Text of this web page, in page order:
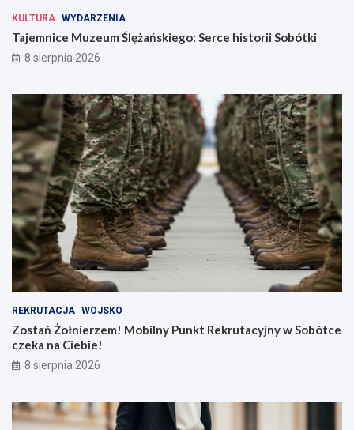
KULTURA WYDARZENIA
Tajemnice Muzeum Ślężańskiego: Serce historii Sobótki
8 sierpnia 2026
REKRUTACJA WOJSKO
Zostań Żołnierzem! Mobilny Punkt Rekrutacyjny w Sobótce
czeka na Ciebie!
8 sierpnia 2026